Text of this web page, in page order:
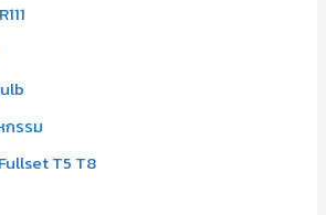
กรรม
T5 T8